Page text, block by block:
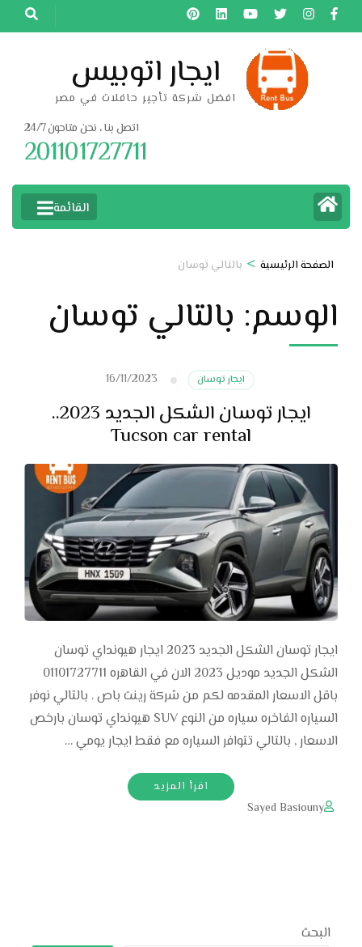
تخطى
إلى
ايجار اتوبيس
افضل شركة تأجير حافلات في مصر
اتصل بنا ، نحن متاحون 24/7
201101727711
القائمة
الصفحة الرئيسية > بالتالي توسان
الوسم: بالتالي توسان
ايجار توسان 16/11/2023
ايجار توسان الشكل الجديد 2023..
Tucson car rental
ايجار توسان الشكل الجديد 2023 ايجار هيونداي توسان
الشكل الجديد موديل 2023 الان في القاهره 01101727711
باقل الاسعار المقدمه لكم من شركة رينت باص . بالتالي نوفر
السياره الفاخره سياره من النوع SUV هيونداي توسان بارخص
الاسعار , بالتالي تتوافر السياره مع فقط ايجار يومي …
اقرأ المزيد
Sayed Basiouny
البحث